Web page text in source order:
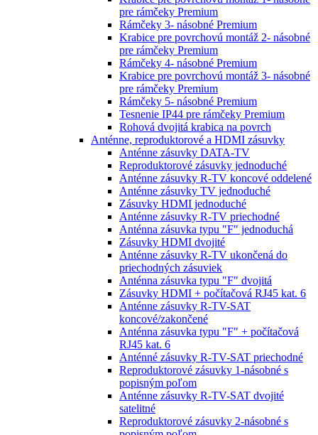
pre rámčeky Premium
Rámčeky 3- násobné Premium
Krabice pre povrchovú montáž 2- násobné
pre rámčeky Premium
Rámčeky 4- násobné Premium
Krabice pre povrchovú montáž 3- násobné
pre rámčeky Premium
Rámčeky 5- násobné Premium
Tesnenie IP44 pre rámčeky Premium
Rohová dvojitá krabica na povrch
Anténne, reproduktorové a HDMI zásuvky
Anténne zásuvky DATA-TV
Reproduktorové zásuvky jednoduché
Anténne zásuvky R-TV koncové oddelené
Anténne zásuvky TV jednoduché
Zásuvky HDMI jednoduché
Anténne zásuvky R-TV priechodné
Anténna zásuvka typu "F" jednoduchá
Zásuvky HDMI dvojité
Anténne zásuvky R-TV ukončená do
priechodných zásuviek
Anténna zásuvka typu "F" dvojitá
Zásuvky HDMI + počítačová RJ45 kat. 6
Anténne zásuvky R-TV-SAT
koncové/zakončené
Anténna zásuvka typu "F" + počítačová
RJ45 kat. 6
Anténné zásuvky R-TV-SAT priechodné
Reproduktorové zásuvky 1-násobné s
popisným poľom
Anténne zásuvky R-TV-SAT dvojité
satelitné
Reproduktorové zásuvky 2-násobné s